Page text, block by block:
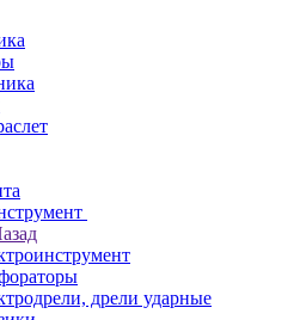
дрели ударные